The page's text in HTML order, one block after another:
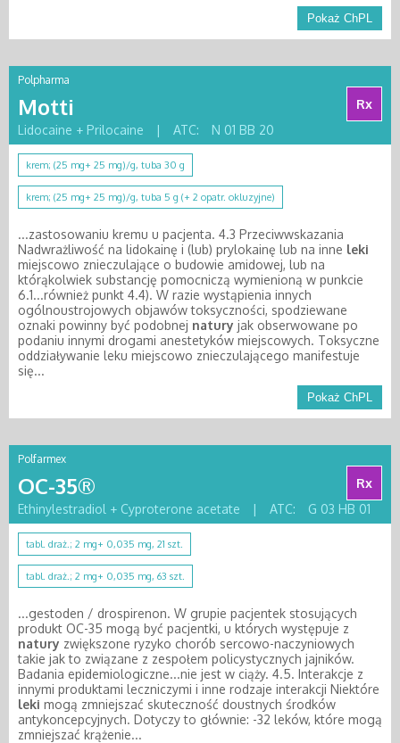
Pokaż ChPL
Polpharma
Motti
Rx
Lidocaine + Prilocaine
| ATC: N 01 BB 20
krem; (25 mg+ 25 mg)/g, tuba 30 g
krem; (25 mg+ 25 mg)/g, tuba 5 g (+ 2 opatr. okluzyjne)
...zastosowaniu kremu u pacjenta. 4.3 Przeciwwskazania
Nadwrażliwość na lidokainę i (lub) prylokainę lub na inne leki
miejscowo znieczulające o budowie amidowej, lub na
którąkolwiek substancję pomocniczą wymienioną w punkcie
6.1...również punkt 4.4). W razie wystąpienia innych
ogólnoustrojowych objawów toksyczności, spodziewane
oznaki powinny być podobnej natury jak obserwowane po
podaniu innymi drogami anestetyków miejscowych. Toksyczne
oddziaływanie leku miejscowo znieczulającego manifestuje
się...
Pokaż ChPL
Polfarmex
OC-35®
Rx
Ethinylestradiol + Cyproterone acetate
| ATC: G 03 HB 01
tabl. draż.; 2 mg+ 0,035 mg, 21 szt.
tabl. draż.; 2 mg+ 0,035 mg, 63 szt.
...gestoden / drospirenon. W grupie pacjentek stosujących
produkt OC-35 mogą być pacjentki, u których występuje z
natury zwiększone ryzyko chorób sercowo-naczyniowych
takie jak to związane z zespołem policystycznych jajników.
Badania epidemiologiczne...nie jest w ciąży. 4.5. Interakcje z
innymi produktami leczniczymi i inne rodzaje interakcji Niektóre
leki mogą zmniejszać skuteczność doustnych środków
antykoncepcyjnych. Dotyczy to głównie: -32 leków, które mogą
zmniejszać krążenie...